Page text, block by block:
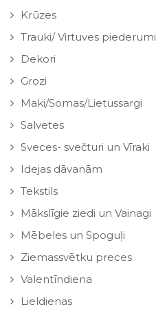
Krūzes
Trauki/ Virtuves piederumi
Dekori
Grozi
Maki/Somas/Lietussargi
Salvetes
Sveces- svečturi un Vīraki
Idejas dāvanām
Tekstils
Mākslīgie ziedi un Vainagi
Mēbeles un Spoguļi
Ziemassvētku preces
Valentīndiena
Lieldienas